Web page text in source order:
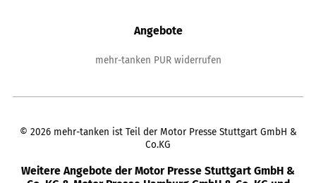
Angebote
mehr-tanken PUR widerrufen
© 2026 mehr-tanken ist Teil der Motor Presse Stuttgart GmbH &
Co.KG
Weitere Angebote der Motor Presse Stuttgart GmbH &